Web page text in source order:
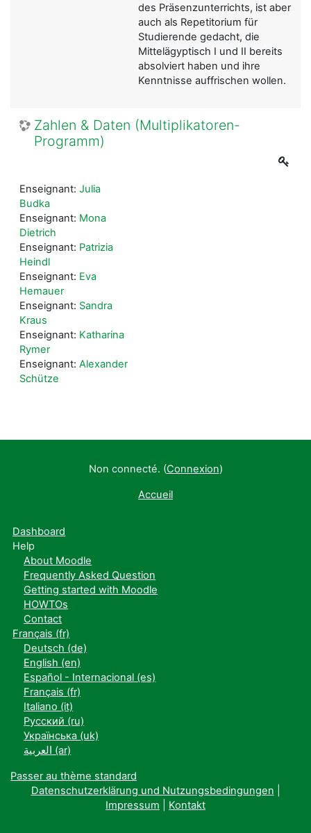
des Präsenzunterrichts, ist aber
auch als Repetitorium für
Studierende gedacht, die
Mittelägyptisch I und II bereits
absolviert haben und ihre
Kenntnisse auffrischen wollen.
Zahlen & Daten (Multiplikatoren-
Programm)
Enseignant: Julia
Budka
Enseignant: Mona
Dietrich
Enseignant: Patrizia
Heindl
Enseignant: Eva
Hemauer
Enseignant: Sandra
Kraus
Enseignant: Katharina
Rymer
Enseignant: Alexander
Schütze
Non connecté. (Connexion)
Accueil
Dashboard
Help
About Moodle
Frequently Asked Question
Getting started with Moodle
HOWTOs
Contact
Français ‎(fr)‎
Deutsch ‎(de)‎
English ‎(en)‎
Español - Internacional ‎(es)‎
Français ‎(fr)‎
Italiano ‎(it)‎
Русский ‎(ru)‎
Українська ‎(uk)‎
العربية ‎(ar)‎
Passer au thème standard
Datenschutzerklärung und Nutzungsbedingungen
Impressum
Kontakt